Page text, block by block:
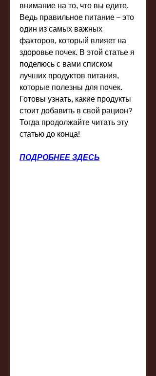
внимание на то, что вы едите.
Ведь правильное питание – это
один из самых важных
факторов, который влияет на
здоровье почек. В этой статье я
поделюсь с вами списком
лучших продуктов питания,
которые полезны для почек.
Готовы узнать, какие продукты
стоит добавить в свой рацион?
Тогда продолжайте читать эту
статью до конца!
ПОДРОБНЕЕ ЗДЕСЬ